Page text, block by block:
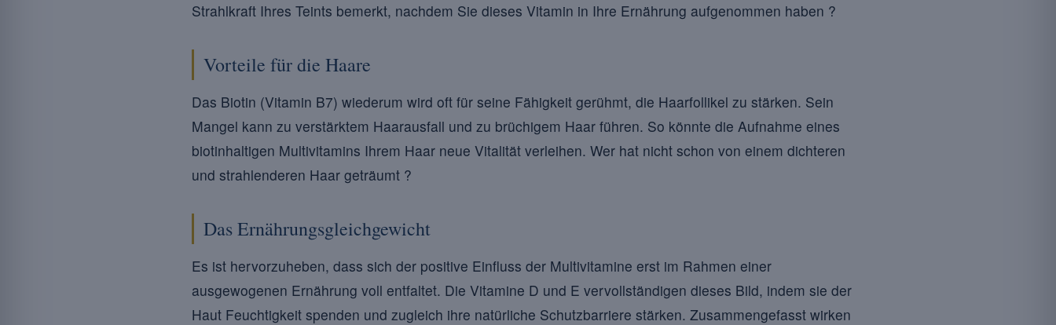
Strahlkraft Ihres Teints bemerkt, nachdem Sie dieses Vitamin in Ihre Ernährung aufgenommen haben ?
Vorteile für die Haare
Das Biotin (Vitamin B7) wiederum wird oft für seine Fähigkeit gerühmt, die Haarfollikel zu stärken. Sein
Mangel kann zu verstärktem Haarausfall und zu brüchigem Haar führen. So könnte die Aufnahme eines
biotinhaltigen Multivitamins Ihrem Haar neue Vitalität verleihen. Wer hat nicht schon von einem dichteren
und strahlenderen Haar geträumt ?
Das Ernährungsgleichgewicht
Es ist hervorzuheben, dass sich der positive Einfluss der Multivitamine erst im Rahmen einer
ausgewogenen Ernährung voll entfaltet. Die Vitamine D und E vervollständigen dieses Bild, indem sie der
Haut Feuchtigkeit spenden und zugleich ihre natürliche Schutzbarriere stärken. Zusammengefasst wirken